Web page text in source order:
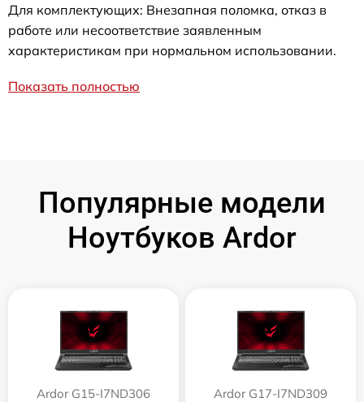
Для комплектующих: Внезапная поломка, отказ в
работе или несоответствие заявленным
характеристикам при нормальном использовании.
Показать полностью
Популярные модели
Ноутбуков Ardor
Ardor G15-I7ND306 Ardor G17-I7ND309